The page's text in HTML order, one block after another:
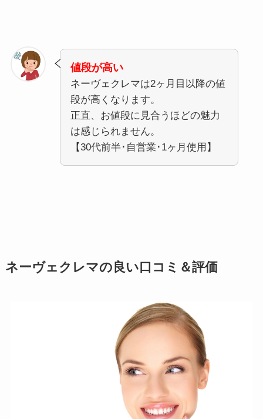
値段が高い
ネーヴェクレマは2ヶ月目以降の値
段が高くなります。
正直、お値段に見合うほどの魅力
は感じられません。
【30代前半･自営業･1ヶ月使用】
ネーヴェクレマの良い口コミ＆評価